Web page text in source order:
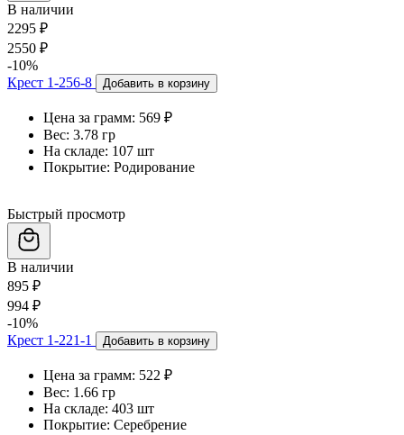
В наличии
2295 ₽
2550 ₽
-10%
Крест 1-256-8
Добавить в корзину
Цена за грамм: 569 ₽
Вес: 3.78 гр
На складе: 107 шт
Покрытие: Родирование
Быстрый просмотр
В наличии
895 ₽
994 ₽
-10%
Крест 1-221-1
Добавить в корзину
Цена за грамм: 522 ₽
Вес: 1.66 гр
На складе: 403 шт
Покрытие: Серебрение